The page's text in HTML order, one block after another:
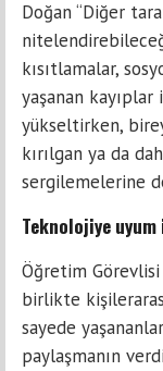
Doğan “Diğer
kısıtlamalar,
yaşanan
yükseltirken,
kırılgan ya da
sergilemelerine
Teknolojiye
Öğretim
birlikte
sayede
paylaşmanın